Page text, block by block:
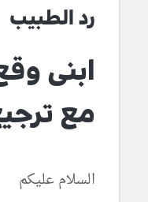
رد الطبيب
ابنى
مع
السلام عليكم